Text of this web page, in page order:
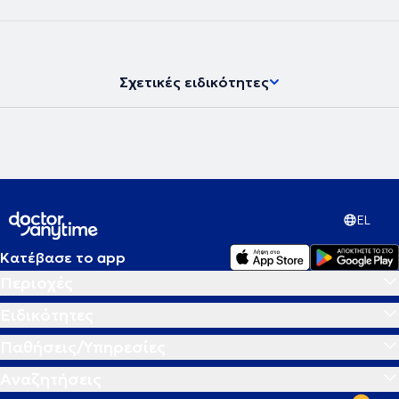
Σχετικές ειδικότητες
EL
Κατέβασε το app